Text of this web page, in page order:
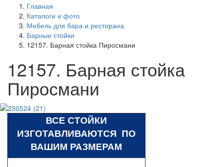
Главная
Каталоги и фото
Мебель для бара и ресторана
Барные стойки
12157. Барная стойка Пиросмани
12157. Барная стойка
Пиросмани
ВСЕ СТОЙКИ
ИЗГОТАВЛИВАЮТСЯ ПО
ВАШИМ РАЗМЕРАМ